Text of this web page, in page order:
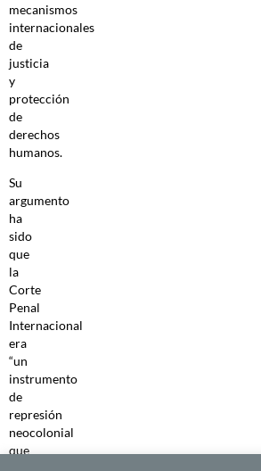
mecanismos
internacionales
de
justicia
y
protección
de
derechos
humanos.
Su
argumento
ha
sido
que
la
Corte
Penal
Internacional
era
“un
instrumento
de
represión
neocolonial
que